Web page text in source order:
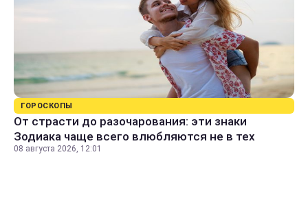
ГОРОСКОПЫ
От страсти до разочарования: эти знаки
Зодиака чаще всего влюбляются не в тех
08 августа 2026, 12:01